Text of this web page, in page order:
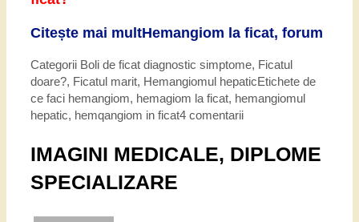
Citește mai multHemangiom la ficat, forum
Categorii Boli de ficat diagnostic simptome, Ficatul
doare?, Ficatul marit, Hemangiomul hepaticEtichete de
ce faci hemangiom, hemagiom la ficat, hemangiomul
hepatic, hemqangiom in ficat4 comentarii
IMAGINI MEDICALE, DIPLOME
SPECIALIZARE